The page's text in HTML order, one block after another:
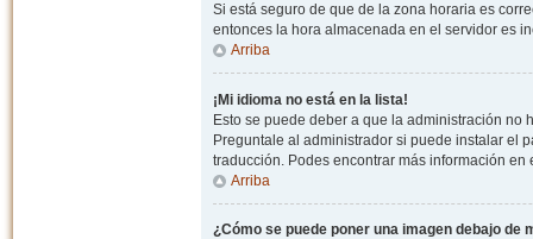
Si está seguro de que de la zona horaria es
entonces la hora almacenada en el servidor es
Arriba
¡Mi idioma no está en la lista!
Esto se puede deber a que la administración no
Preguntale al administrador si puede instalar el
traducción. Podes encontrar más información
Arriba
¿Cómo se puede poner una imagen debajo de